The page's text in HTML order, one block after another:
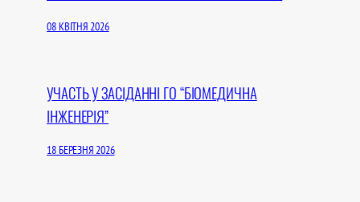
08 КВІТНЯ 2026
УЧАCТЬ У ЗАСІДАННІ ГО “БІОМЕДИЧНА
ІНЖЕНЕРІЯ”
18 БЕРЕЗНЯ 2026